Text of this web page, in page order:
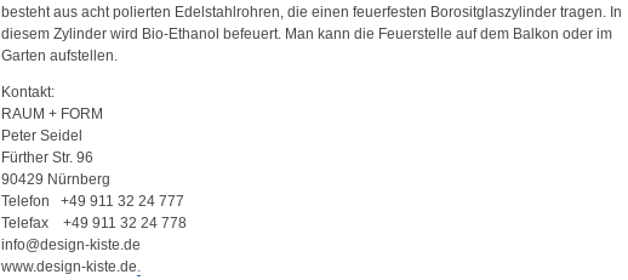
besteht aus acht polierten Edelstahlrohren, die einen feuerfesten Borositglaszylinder tragen. In
diesem Zylinder wird Bio-Ethanol befeuert. Man kann die Feuerstelle auf dem Balkon oder im
Garten aufstellen.
Kontakt:
RAUM + FORM
Peter Seidel
Fürther Str. 96
90429 Nürnberg
Telefon +49 911 32 24 777
Telefax +49 911 32 24 778
info@design-kiste.de
www.design-kiste.de.